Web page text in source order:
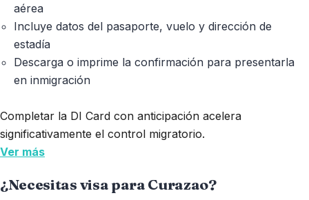
aérea
Incluye datos del pasaporte, vuelo y dirección de
estadía
Descarga o imprime la confirmación para presentarla
en inmigración
Completar la DI Card con anticipación acelera
significativamente el control migratorio.
Ver más
¿Necesitas visa para Curazao?